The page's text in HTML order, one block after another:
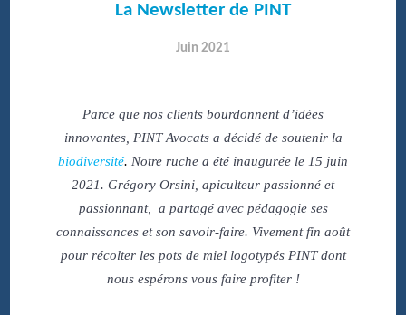
La Newsletter de PINT
Juin 2021
Parce que nos clients bourdonnent d’idées
innovantes, PINT Avocats a décidé de soutenir la
biodiversité. Notre ruche a été inaugurée le 15 juin
2021. Grégory Orsini, apiculteur passionné et
passionnant, a partagé avec pédagogie ses
connaissances et son savoir-faire. Vivement fin août
pour récolter les pots de miel logotypés PINT dont
nous espérons vous faire profiter !